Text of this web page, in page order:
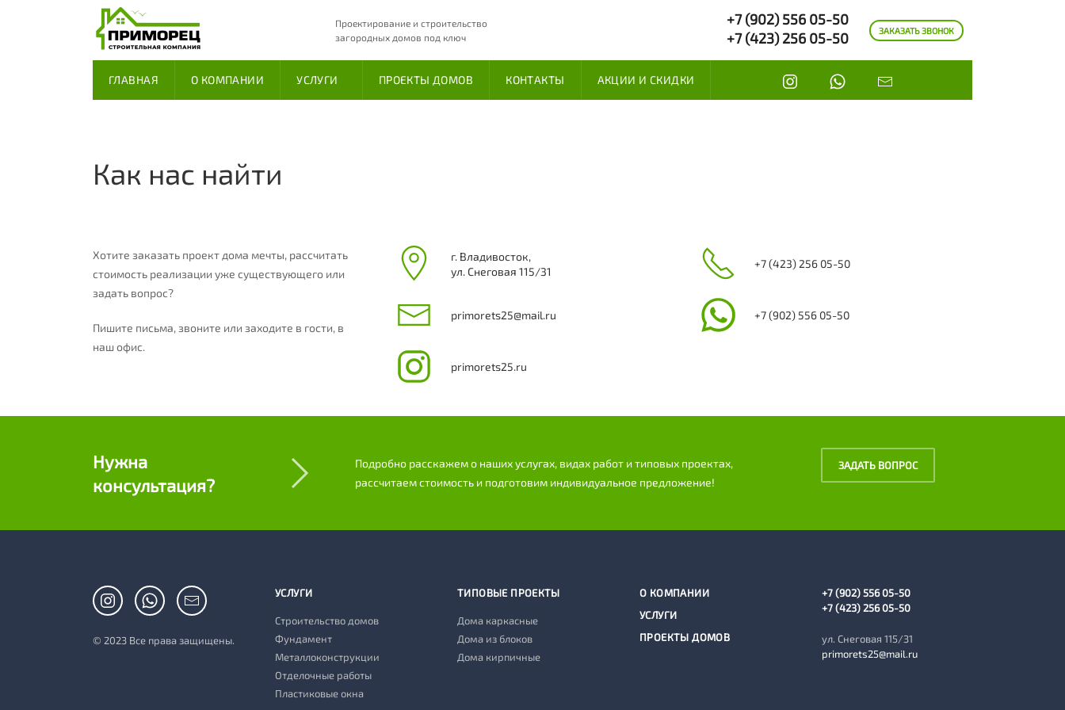
Проектирование и строительство
загородных домов под ключ
+7 (902) 556 05-50
+7 (423) 256 05-50
ЗАКАЗАТЬ ЗВОНОК
ГЛАВНАЯ О КОМПАНИИ УСЛУГИ ПРОЕКТЫ ДОМОВ КОНТАКТЫ АКЦИИ И СКИДКИ
Как нас найти
Хотите заказать проект дома мечты, рассчитать
стоимость реализации уже существующего или
задать вопрос?
Пишите письма, звоните или заходите в гости, в
наш офис.
г. Владивосток,
ул. Снеговая 115/31
primorets25@mail.ru
primorets25.ru
+7 (423) 256 05-50
+7 (902) 556 05-50
Нужна
консультация?
Подробно расскажем о наших услугах, видах работ и типовых проектах,
рассчитаем стоимость и подготовим индивидуальное предложение!
ЗАДАТЬ ВОПРОС
© 2023 Все права защищены.
УСЛУГИ
Строительство домов
Фундамент
Металлоконструкции
Отделочные работы
Пластиковые окна
ТИПОВЫЕ ПРОЕКТЫ
Дома каркасные
Дома из блоков
Дома кирпичные
О КОМПАНИИ
УСЛУГИ
ПРОЕКТЫ ДОМОВ
+7 (902) 556 05-50
+7 (423) 256 05-50
ул. Снеговая 115/31
primorets25@mail.ru